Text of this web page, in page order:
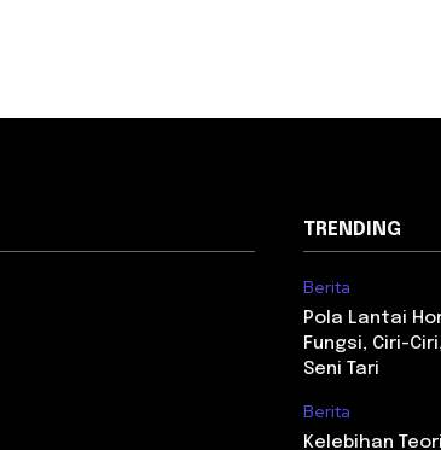
TRENDING
Berita
Pola Lantai
Fungsi, Ciri-
Seni Tari
Berita
Kelebihan